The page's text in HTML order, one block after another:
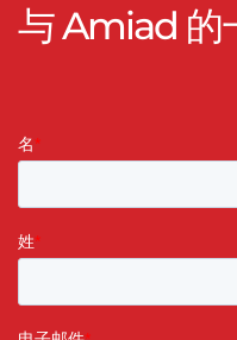
与 Amiad 的